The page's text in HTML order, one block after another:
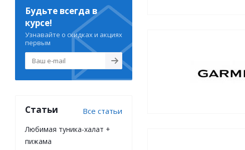
Будьте всегда в
курсе!
Узнавайте о скидках и акциях
первым
Статьи Все статьи
Любимая туника-халат +
пижама